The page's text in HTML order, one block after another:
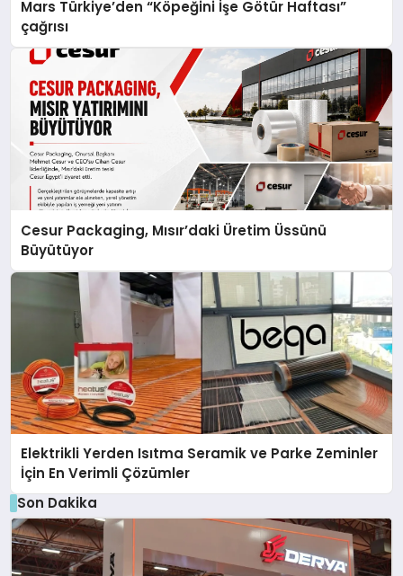
Mars Türkiye’den “Köpeğini İşe Götür Haftası”
çağrısı
Cesur Packaging, Mısır’daki Üretim Üssünü
Büyütüyor
Elektrikli Yerden Isıtma Seramik ve Parke Zeminler
İçin En Verimli Çözümler
Son Dakika